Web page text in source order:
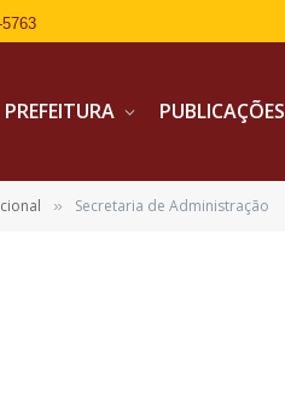
PREFEITURA PUBLICAÇÕES
» Secretaria de Administração